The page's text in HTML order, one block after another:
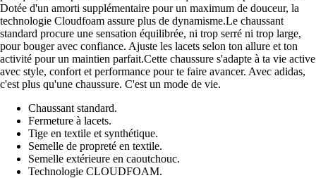
Dotée d'un amorti supplémentaire pour un maximum de douceur, la
technologie Cloudfoam assure plus de dynamisme.Le chaussant
standard procure une sensation équilibrée, ni trop serré ni trop large,
pour bouger avec confiance. Ajuste les lacets selon ton allure et ton
activité pour un maintien parfait.Cette chaussure s'adapte à ta vie active
avec style, confort et performance pour te faire avancer. Avec adidas,
c'est plus qu'une chaussure. C'est un mode de vie.
Chaussant standard.
Fermeture à lacets.
Tige en textile et synthétique.
Semelle de propreté en textile.
Semelle extérieure en caoutchouc.
Technologie CLOUDFOAM.